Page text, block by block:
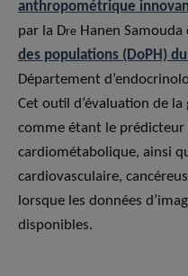
anthropométrique
par la Dre Hanen Samouda
des populations (DoPH) du
Département
Cet outil d’évaluation de la
comme étant le prédicteur
cardiométabolique, ainsi
cardiovasculaire,
lorsque les données
disponibles.